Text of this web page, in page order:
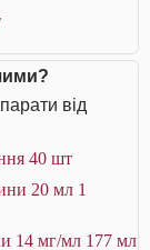
від
40 шт
20 мл 1
14 мг/мл 177 мл